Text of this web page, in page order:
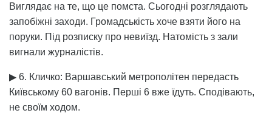
Виглядає на те, що це помста. Сьогодні розглядають
запобіжні заходи. Громадськість хоче взяти його на
поруки. Під розписку про невиїзд. Натомість з зали
вигнали журналістів.
▶ 6. Кличко: Варшавський метрополітен передасть
Київському 60 вагонів. Перші 6 вже їдуть. Сподівають,
не своїм ходом.